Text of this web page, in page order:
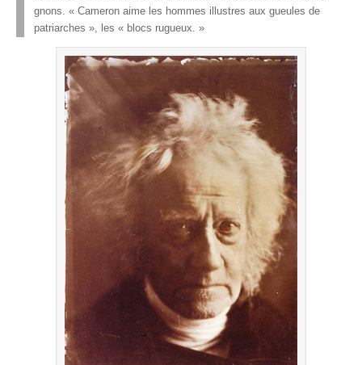
gnons. « Cameron aime les hommes illustres aux gueules de
patriarches », les « blocs rugueux. »